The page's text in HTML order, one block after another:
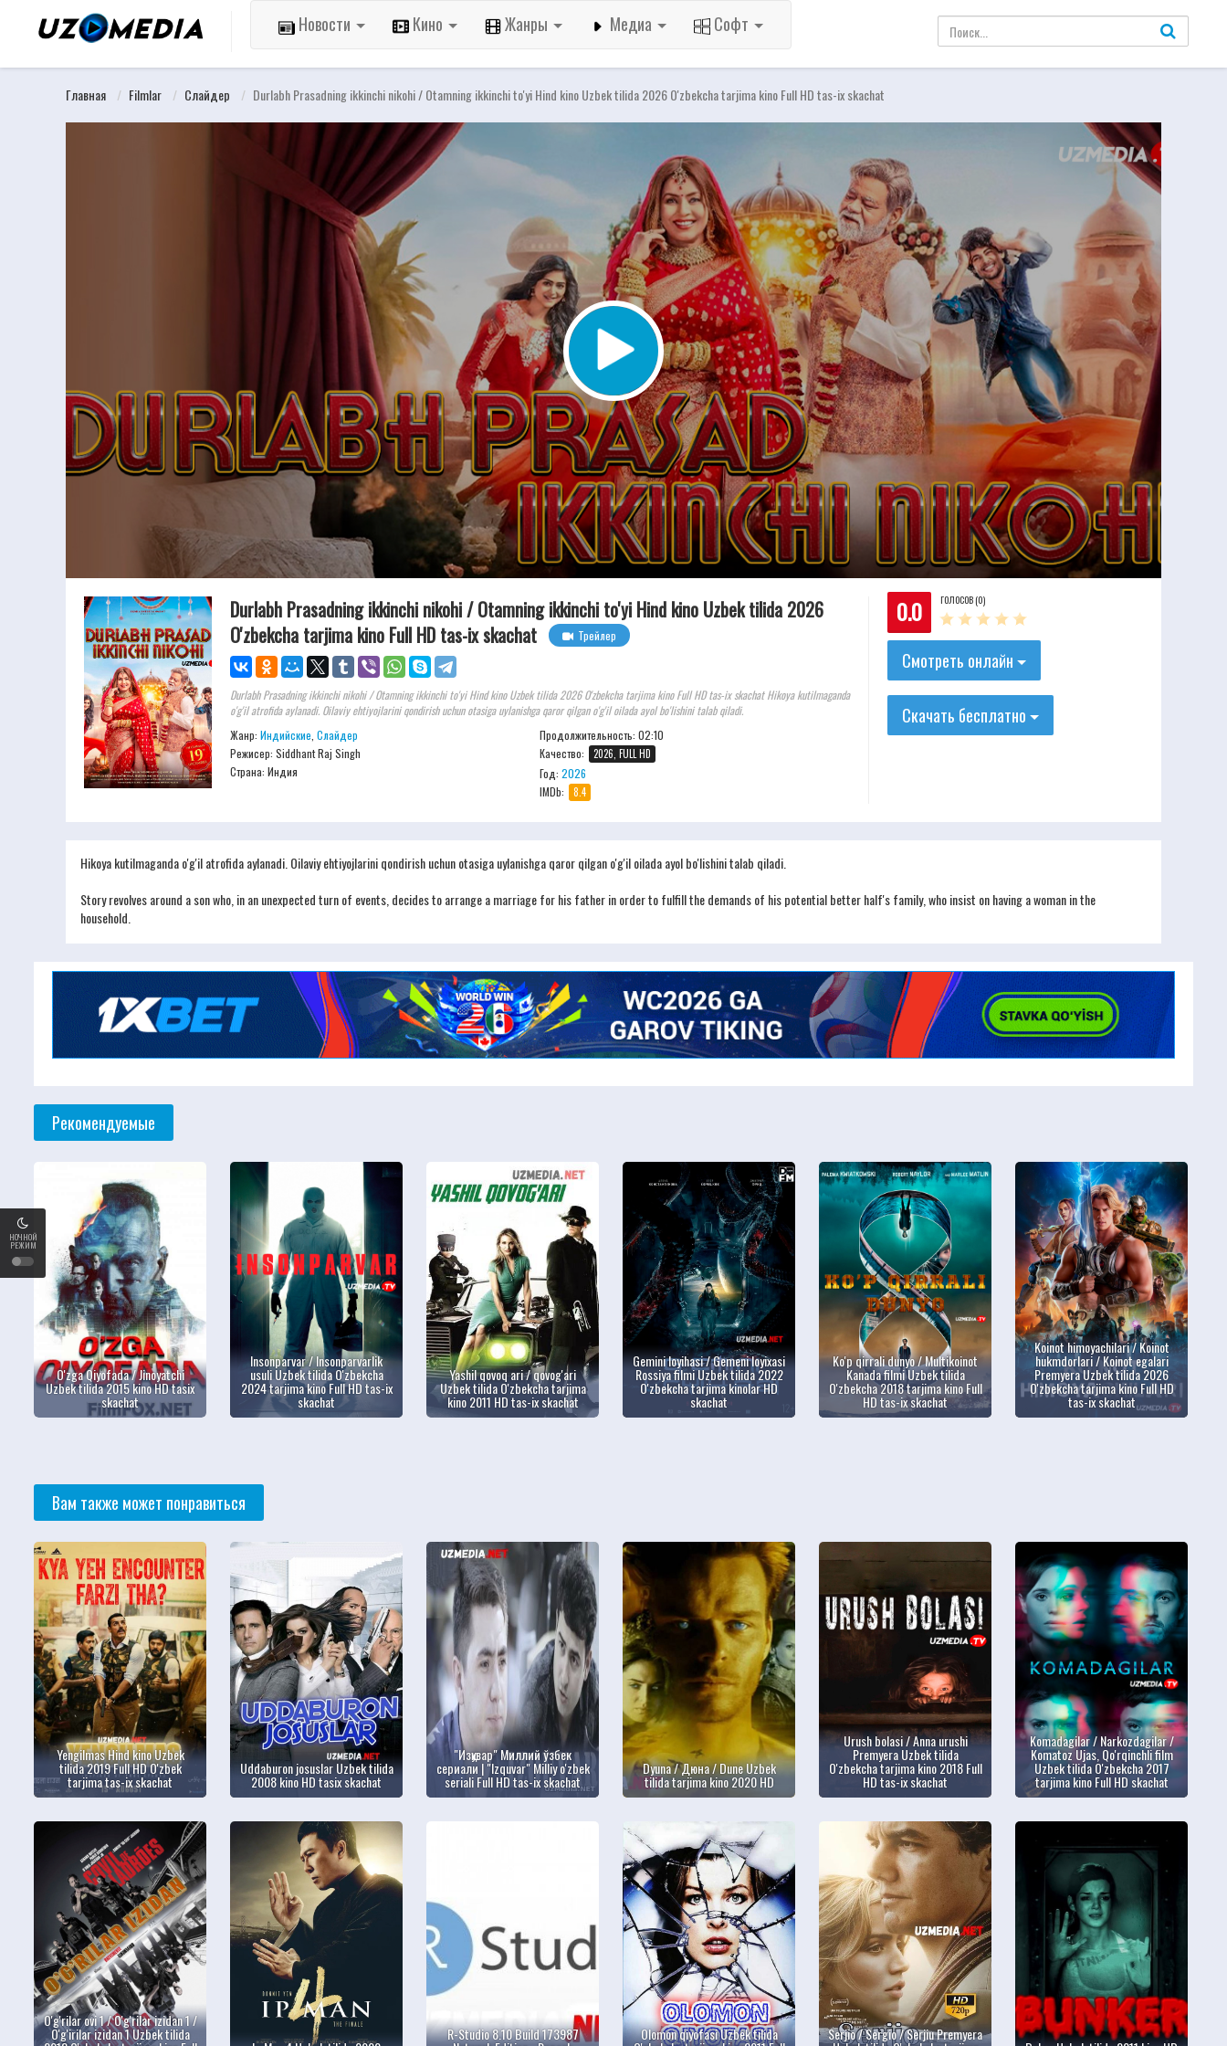
НОЧНОЙ
РЕЖИМ
Новости Кино Жанры Медиа Софт
Главная Filmlar Слайдер Durlabh Prasadning ikkinchi nikohi / Otamning ikkinchi to'yi Hind kino Uzbek tilida 2026 O'zbekcha tarjima kino Full HD tas-ix skachat
0.0 ГОЛОСОВ (0)
Смотреть онлайн
Скачать бесплатно
Durlabh Prasadning ikkinchi nikohi / Otamning ikkinchi to'yi Hind kino Uzbek tilida 2026
O'zbekcha tarjima kino Full HD tas-ix skachat
Трейлер
Durlabh Prasadning ikkinchi nikohi / Otamning ikkinchi to'yi Hind kino Uzbek tilida 2026 O'zbekcha tarjima kino Full HD tas-ix skachat Hikoya kutilmaganda
o'g'il atrofida aylanadi. Oilaviy ehtiyojlarini qondirish uchun otasiga uylanishga qaror qilgan o'g'il oilada ayol bo'lishini talab qiladi.
Жанр: Индийские Слайдер
Режисер: Siddhant Raj Singh
Страна: Индия
Продолжительность:02:10
Качество:
2026, FULL HD
Год:2026
IMDb:
8.4
Hikoya kutilmaganda o'g'il atrofida aylanadi. Oilaviy ehtiyojlarini qondirish uchun otasiga uylanishga qaror qilgan o'g'il oilada ayol bo'lishini talab qiladi.
Story revolves around a son who, in an unexpected turn of events, decides to arrange a marriage for his father in order to fulfill the demands of his potential better half's family, who insist on having a woman in the
household.
Рекомендуемые
O'zga Qiyofada / Jinoyatchi
Uzbek tilida 2015 kino HD tasix
skachat
Insonparvar / Insonparvarlik
usuli Uzbek tilida O'zbekcha
2024 tarjima kino Full HD tas-ix
skachat
Yashil qovoq ari / qovog'ari
Uzbek tilida O'zbekcha tarjima
kino 2011 HD tas-ix skachat
Gemini loyihasi / Gemeni loyixasi
Rossiya filmi Uzbek tilida 2022
O'zbekcha tarjima kinolar HD
skachat
Ko'p qirrali dunyo / Multikoinot
Kanada filmi Uzbek tilida
O'zbekcha 2018 tarjima kino Full
HD tas-ix skachat
Koinot himoyachilari / Koinot
hukmdorlari / Koinot egalari
Premyera Uzbek tilida 2026
O'zbekcha tarjima kino Full HD
tas-ix skachat
Вам также может понравиться
Yengilmas Hind kino Uzbek
tilida 2019 Full HD O'zbek
tarjima tas-ix skachat
Uddaburon josuslar Uzbek tilida
2008 kino HD tasix skachat
"Изқувар" Миллий ўзбек
сериали | "Izquvar" Milliу o'zbek
seriali Full HD tas-ix skachat
Dyuna / Дюна / Dune Uzbek
tilida tarjima kino 2020 HD
Urush bolasi / Anna urushi
Premyera Uzbek tilida
O'zbekcha tarjima kino 2018 Full
HD tas-ix skachat
Komadagilar / Narkozdagilar /
Komatoz Ujas, Qo'rqinchli film
Uzbek tilida O'zbekcha 2017
tarjima kino Full HD skachat
O'g'rilar ovi 1 / O'g'rilar izidan 1 /
O'g'irilar izidan 1 Uzbek tilida R-Studio 8.10 Build 173987 Olomon qiyofasi Uzbek tilida Serjio / Sergio / Serjiu Premyera